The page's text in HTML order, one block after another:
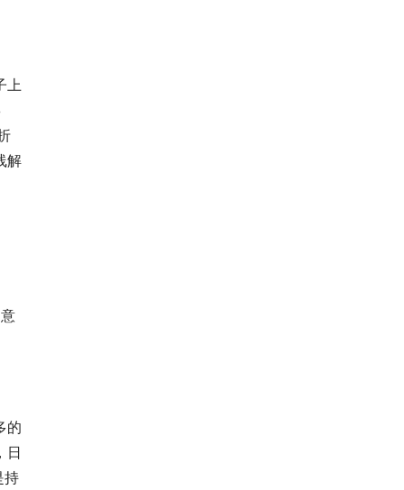
上
解
的
日
持